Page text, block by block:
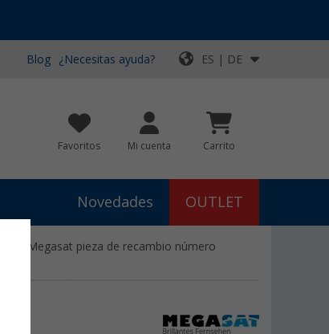
Blog ¿Necesitas ayuda? ES | DE
Favoritos Mi cuenta Carrito
Novedades OUTLET
3 - Megasat pieza de recambio número